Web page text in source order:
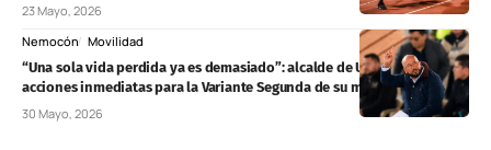
23 Mayo, 2026
Nemocón Movilidad
“Una sola vida perdida ya es demasiado”: alcalde de Ubaté reclama
acciones inmediatas para la Variante Segunda de su municipio
30 Mayo, 2026